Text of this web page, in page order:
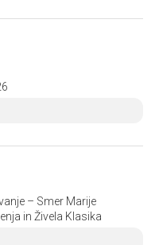
– Smer Marije
in Živela Klasika